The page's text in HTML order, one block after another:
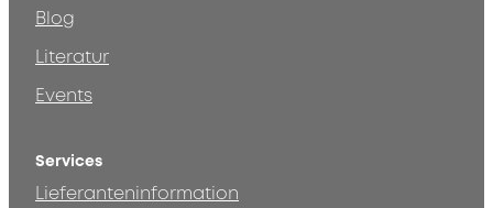
Blog
Literatur
Events
Services
Lieferanteninformation